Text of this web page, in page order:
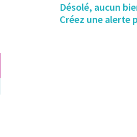
Désolé, aucun
Créez une alerte